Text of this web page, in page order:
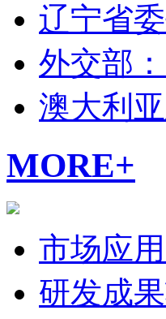
辽宁省
外交部
澳大利
MORE+
市场应
研发成